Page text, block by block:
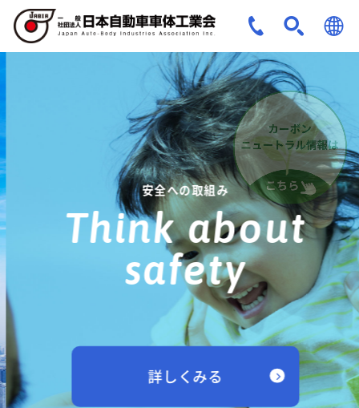
ENG
安全への取組み
Think about
safety
詳しくみる